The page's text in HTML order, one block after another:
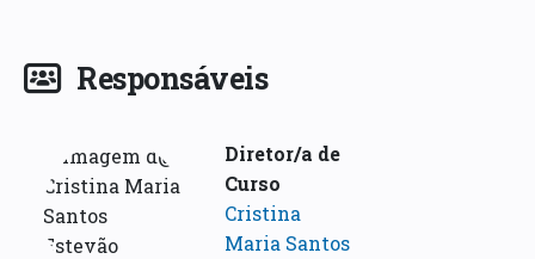
Responsáveis
Diretor/a de
Curso
Cristina
Maria Santos